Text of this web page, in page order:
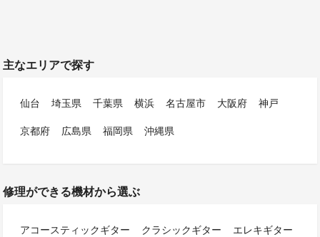
主なエリアで探す
仙台 埼玉県 千葉県 横浜 名古屋市 大阪府
神戸
京都府
広島県 福岡県 沖縄県
修理ができる機材から選ぶ
アコースティックギター クラシックギター
エレキギター